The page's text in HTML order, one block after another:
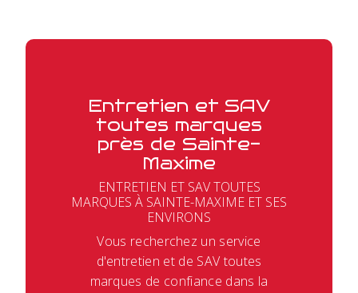
Entretien et SAV
toutes marques
près de Sainte-
Maxime
ENTRETIEN ET SAV TOUTES
MARQUES À SAINTE-MAXIME ET SES
ENVIRONS
Vous recherchez un service
d'entretien et de SAV toutes
marques de confiance dans la